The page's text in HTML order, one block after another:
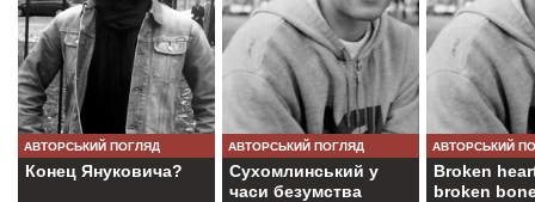
АВТОРСЬКИЙ ПОГЛЯД
Конец Януковича?
АВТОРСЬКИЙ ПОГЛЯД
Сухомлинський у
часи безумства
АВТОРСЬКИЙ
Broken
broken